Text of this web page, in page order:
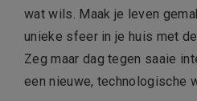
wat wils. Maak je leven
unieke sfeer in je huis met
Zeg maar dag tegen saaie
een nieuwe, technologische